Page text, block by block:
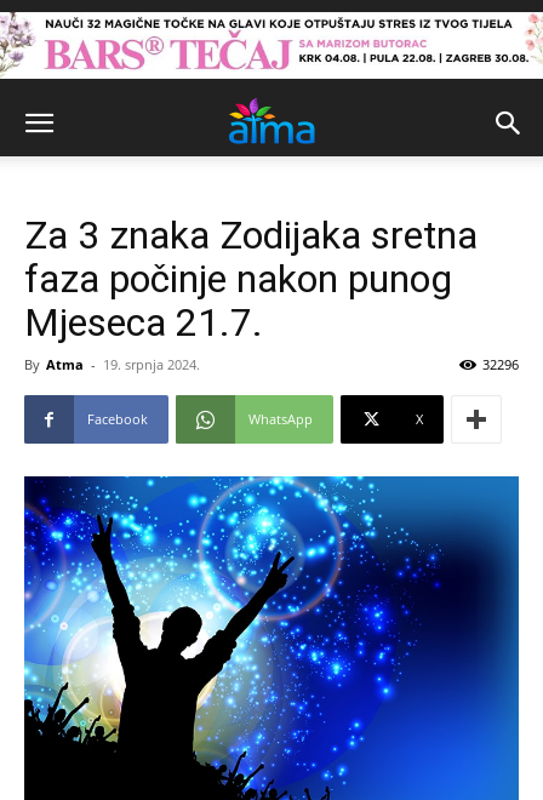
Za 3 znaka Zodijaka sretna
faza počinje nakon punog
Mjeseca 21.7.
By Atma - 19. srpnja 2024. 32296
Facebook WhatsApp X